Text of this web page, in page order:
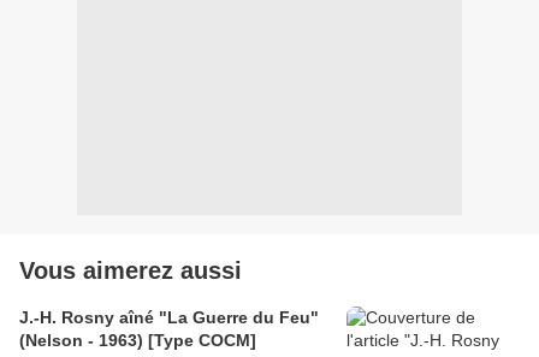
Vous aimerez aussi
J.-H. Rosny aîné "La Guerre du Feu"
(Nelson - 1963) [Type COCM]